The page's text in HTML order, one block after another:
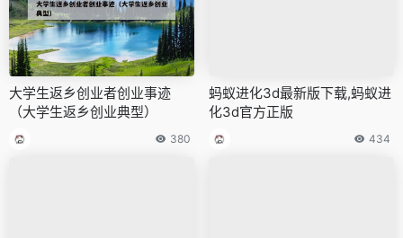
大学生返乡创业者创业事迹
（大学生返乡创业典型）
380
蚂蚁进化3d最新版下载,蚂蚁进
化3d官方正版
434